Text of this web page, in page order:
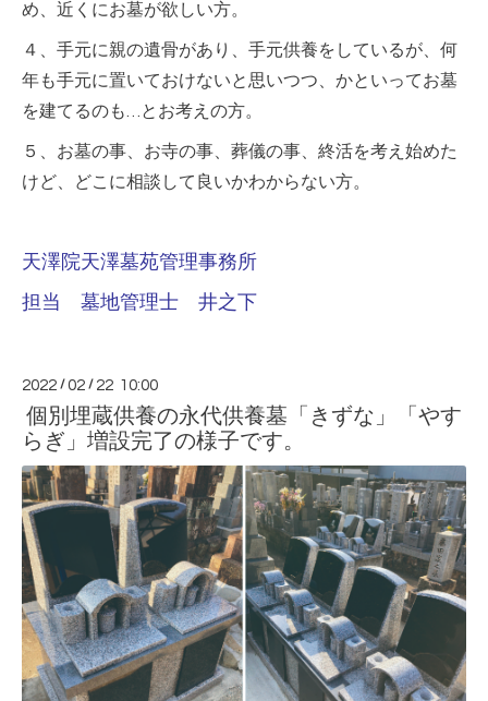
め、近くにお墓が欲しい方。
４、手元に親の遺骨があり、手元供養をしているが、何
年も手元に置いておけないと思いつつ、かといってお墓
を建てるのも…とお考えの方。
５、お墓の事、お寺の事、葬儀の事、終活を考え始めた
けど、どこに相談して良いかわからない方。
天澤院天澤墓苑管理事務所
担当 墓地管理士 井之下
2022 /02 / 22 10:00
個別埋蔵供養の永代供養墓「きずな」「やす
らぎ」増設完了の様子です。